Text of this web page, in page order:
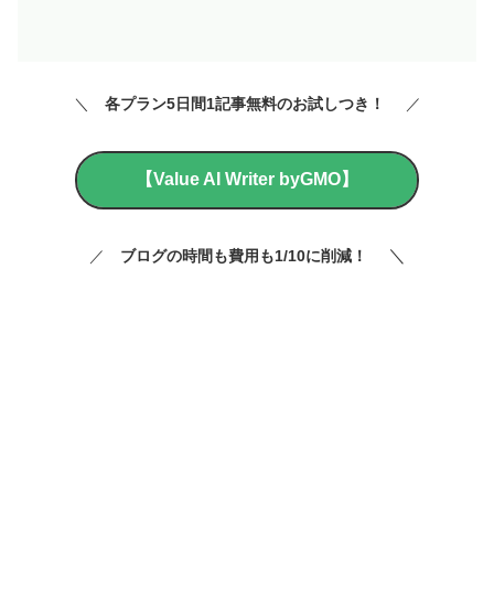
＼ 各プラン5日間1記事無料のお試しつき！ ／
【Value AI Writer byGMO】
／ ブログの時間も費用も1/10に削減！ ＼